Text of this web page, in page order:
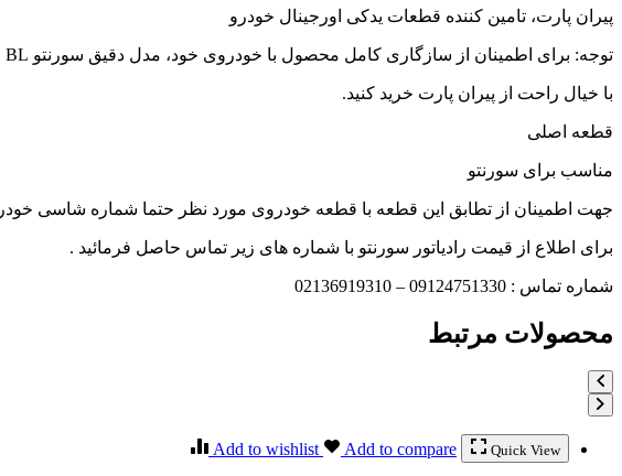
پیران پارت، تامین کننده قطعات یدکی اورجینال خودرو
توجه: برای اطمینان از سازگاری کامل محصول با خودروی خود، مدل دقیق سورنتو BL را در هنگام سفارش ذکر کنید.
با خیال راحت از پیران پارت خرید کنید.
قطعه اصلی
مناسب برای سورنتو
جهت اطمینان از تطابق این قطعه با قطعه خودروی مورد نظر حتما شماره شاسی خودرو
برای اطلاع از قیمت رادیاتور سورنتو با شماره های زیر تماس حاصل فرمائید .
شماره تماس : 09124751330 – 02136919310
محصولات مرتبط
Quick View
Add to wishlist Add to compare